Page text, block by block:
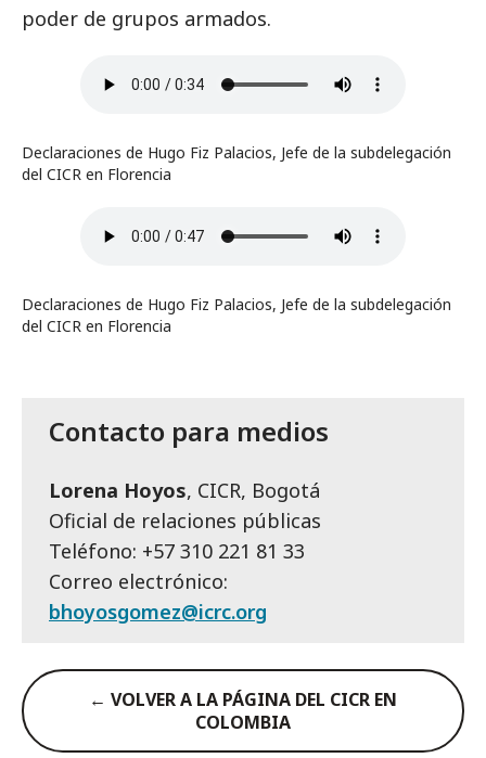
poder de grupos armados.
Declaraciones de Hugo Fiz Palacios, Jefe de la subdelegación
del CICR en Florencia
Declaraciones de Hugo Fiz Palacios, Jefe de la subdelegación
del CICR en Florencia
Contacto para medios
Lorena Hoyos, CICR, Bogotá
Oficial de relaciones públicas
Teléfono: +57 310 221 81 33
Correo electrónico:
bhoyosgomez@icrc.org
← VOLVER A LA PÁGINA DEL CICR EN
COLOMBIA